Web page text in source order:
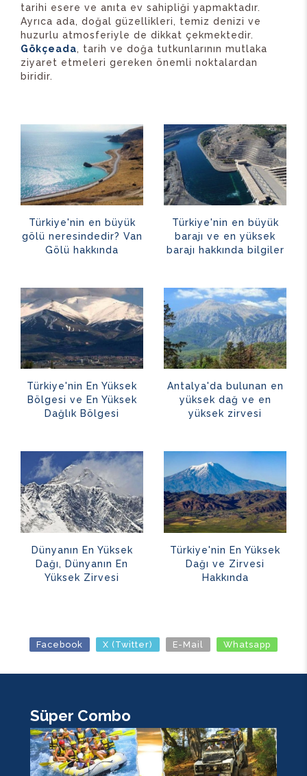
tarihi esere ve anıta ev sahipliği yapmaktadır.
Ayrıca ada, doğal güzellikleri, temiz denizi ve
huzurlu atmosferiyle de dikkat çekmektedir.
Gökçeada, tarih ve doğa tutkunlarının mutlaka
ziyaret etmeleri gereken önemli noktalardan
biridir.
Türkiye'nin en büyük
gölü neresindedir? Van
Gölü hakkında
Türkiye'nin en büyük
barajı ve en yüksek
barajı hakkında bilgiler
Türkiye'nin En Yüksek
Bölgesi ve En Yüksek
Dağlık Bölgesi
Antalya'da bulunan en
yüksek dağ ve en
yüksek zirvesi
Dünyanın En Yüksek
Dağı, Dünyanın En
Yüksek Zirvesi
Türkiye'nin En Yüksek
Dağı ve Zirvesi
Hakkında
Facebook X (Twitter) E-Mail Whatsapp
Süper Combo